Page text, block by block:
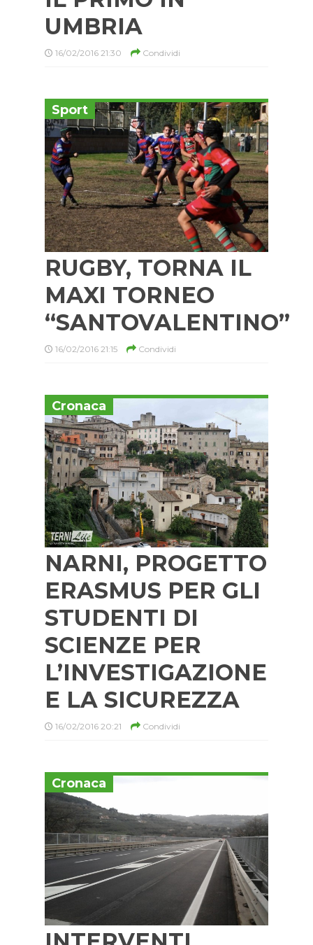
UMBRIA
16/02/2016 21:30 Condividi
Sport
RUGBY, TORNA IL
MAXI TORNEO
“SANTOVALENTINO”
16/02/2016 21:15 Condividi
Cronaca
NARNI, PROGETTO
ERASMUS PER GLI
STUDENTI DI
SCIENZE PER
L’INVESTIGAZIONE
E LA SICUREZZA
16/02/2016 20:21 Condividi
Cronaca